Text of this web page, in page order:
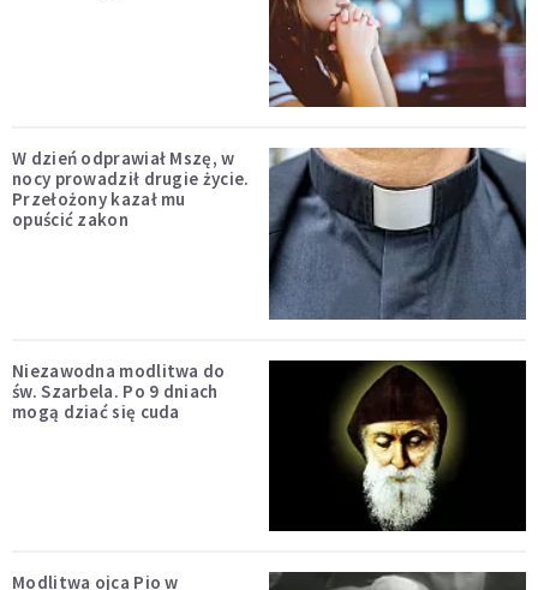
W dzień odprawiał Mszę, w
nocy prowadził drugie życie.
Przełożony kazał mu
opuścić zakon
Niezawodna modlitwa do
św. Szarbela. Po 9 dniach
mogą dziać się cuda
Modlitwa ojca Pio w